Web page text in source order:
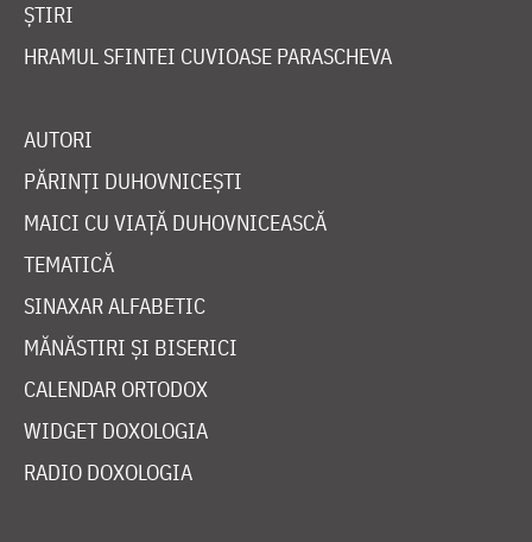
ȘTIRI
HRAMUL SFINTEI CUVIOASE PARASCHEVA
AUTORI
PĂRINȚI DUHOVNICEȘTI
MAICI CU VIAȚĂ DUHOVNICEASCĂ
TEMATICĂ
SINAXAR ALFABETIC
MĂNĂSTIRI ȘI BISERICI
CALENDAR ORTODOX
WIDGET DOXOLOGIA
RADIO DOXOLOGIA